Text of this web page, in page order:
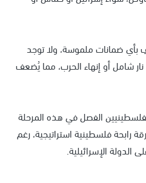
بأي ضمانات ملموسة، ولا توجد
شامل أو إنهاء الحرب، مما يُضعف
الفصل في هذه المرحلة
رابحة فلسطينية استراتيجية، رغم
الإسرائيلية.